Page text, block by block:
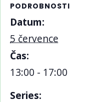
PODROBNOSTI
Datum:
5 července
Čas:
13:00 - 17:00
Series: